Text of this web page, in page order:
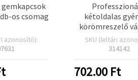
os csomag
azonosító):
kétoldalas
körömreszelő
170 mm –
eszköz a sima,
SKU (leltári
314142
702.00 Ft